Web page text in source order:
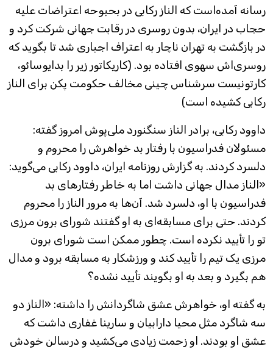
رسانه آمده‌است که الناز رکابی در بحبوحه اعتراضات علیه
حجاب در ایران، بدون روسری در رقابت جهانی شرکت کرد و
در بازگشت به تهران ناچار به اعتراف اجباری شد تا بگوید که
روسری‌اش سهوی افتاده بود. (کاریکاتور زیر را بدایوسائو،
کارتونیست سرشناس چینی مخالف حکومت پکن برای الناز
رکابی کشیده است)
داوود رکابی، برادر الناز سنگنورد ملی‌پوش امروز گفته:
مسئولان فدراسیون با رفتار بد خواهرش را محروم و
دلسرد کردند. به گزارش روزنامه ایران، داوود رکابی می‌گوید:
«الناز مدال جهانی داشت اما به خاطر رفتارهای بد
فدراسیون با او، دلسرد شد. آن‌ها به مرور الناز را محروم
کردند. حتی برای مسابقه‌ای به او گفتند شورای برون مرزی
تو را تأیید نکرده است. چطور ممکن است شورای برون
مرزی یک تیم را تأیید کند و ورزشکار به مسابقه برود و مدال
هم بگیرد و بعد به او بگویند تأیید نشده؟
به گفته او، خواهرش عشق شاگردانش را داشته: «الناز دو
سه شاگرد مثل محیا دارابیان و سارینا غفاری داشت که
عشق او بودند. او زحمت زیادی می‌کشید و درسالن خودش